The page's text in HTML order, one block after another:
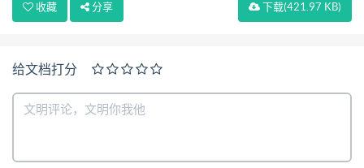
下载(421.97 KB)
收藏 分享
给文档打分